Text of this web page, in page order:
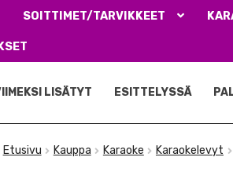
SOITTIMET/TARVIKKEET
LISÄTYT ESITTELYSSÄ
Etusivu Kauppa Karaoke Karaokelevyt